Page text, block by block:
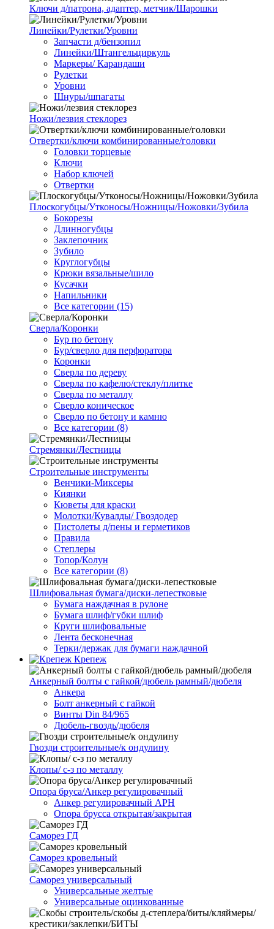
Ключи д/патрона, адаптер, метчик/Шарошки
Линейки/Рулетки/Уровни
Запчасти д/бензопил
Линейки/Штангельциркуль
Маркеры/ Карандаши
Рулетки
Уровни
Шнуры/шпагаты
Ножи/лезвия стеклорез
Отвертки/ключи комбинированные/головки
Головки торцевые
Ключи
Набор ключей
Отвертки
Плоскогубцы/Утконосы/Ножницы/Ножовки/Зубила
Бокорезы
Длинногубцы
Заклепочник
Зубило
Круглогубцы
Крюки вязальные/шило
Кусачки
Напильники
Все категории (15)
Сверла/Коронки
Бур по бетону
Бур/сверло для перфоратора
Коронки
Сверла по дереву
Сверла по кафелю/стеклу/плитке
Сверла по металлу
Сверло коническое
Сверло по бетону и камню
Все категории (8)
Стремянки/Лестницы
Строительные инструменты
Венчики-Миксеры
Киянки
Кюветы для краски
Молотки/Кувалды/ Гвоздодер
Пистолеты д/пены и герметиков
Правила
Степлеры
Топор/Колун
Все категории (8)
Шлифовальная бумага/диски-лепестковые
Бумага наждачная в рулоне
Бумага шлиф/губки шлиф
Круги шлифовальные
Лента бесконечная
Терки/держак для бумаги наждачной
Крепеж
Анкерный болты с гайкой/дюбель рамный/дюбеля
Анкера
Болт анкерный с гайкой
Винты Din 84/965
Дюбель-гвоздь/дюбеля
Гвозди строительные/к ондулину
Клопы/ с-з по металлу
Опора бруса/Анкер регулировачный
Анкер регулировачный АРН
Опора брусса открытая/закрытая
Саморез ГД
Саморез кровельный
Саморез универсальный
Универсальные желтые
Универсальные оцинкованные